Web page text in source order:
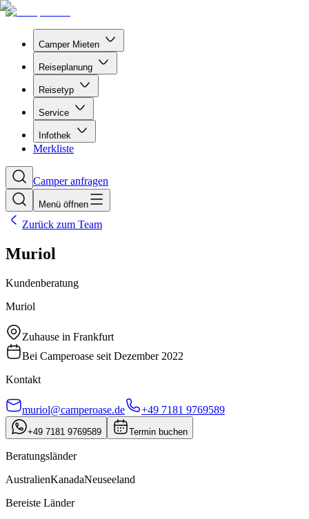
Camper Mieten
Reiseplanung
Reisetyp
Service
Infothek
Merkliste
Camper anfragen
Menü öffnen
Zurück zum Team
Muriol
Kundenberatung
Muriol
Zuhause in Frankfurt
Bei Camperoase seit Dezember 2022
Kontakt
muriol@camperoase.de +49 7181 9769589
+49 7181 9769589 Termin buchen
Beratungsländer
AustralienKanadaNeuseeland
Bereiste Länder